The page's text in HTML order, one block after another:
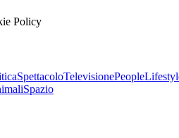
Policy
SpettacoloTelevisionePeople
Spazio